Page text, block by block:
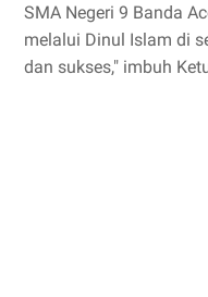
SMA Negeri 9 Banda
melalui Dinul Islam di
dan sukses," imbuh